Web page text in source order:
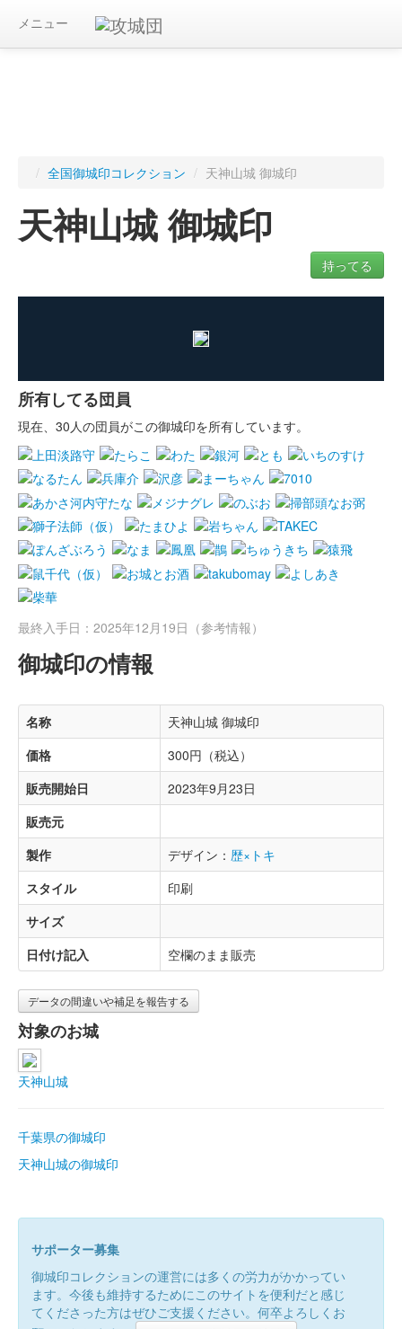
メニュー
/ 全国御城印コレクション / 天神山城 御城印
天神山城 御城印
持ってる
所有してる団員
現在、30人の団員がこの御城印を所有しています。
最終入手日：2025年12月19日（参考情報）
御城印の情報
名称
天神山城 御城印
価格
300円（税込）
販売開始日
2023年9月23日
販売元
製作
デザイン： 歴×トキ
スタイル
印刷
サイズ
日付け記入
空欄のまま販売
データの間違いや補足を報告する
対象のお城
天神山城
千葉県の御城印
天神山城の御城印
サポーター募集
御城印コレクションの運営には多くの労力がかかってい
ます。今後も維持するためにこのサイトを便利だと感じ
てくださった方はぜひご支援ください。何卒よろしくお